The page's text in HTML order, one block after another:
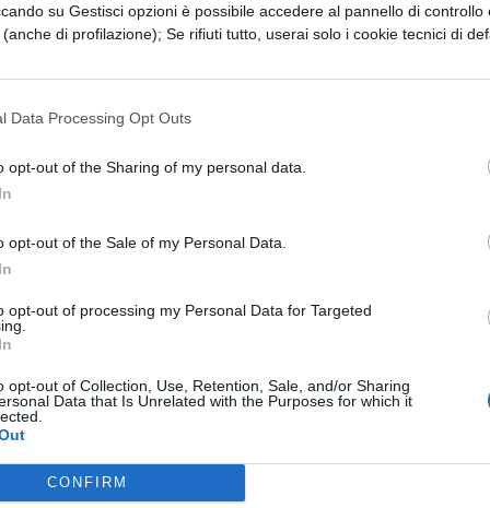
su Gestisci opzioni è possibile accedere al pannello di controllo
di profilazione); Se rifiuti tutto, userai solo i cookie tecnici di
Data Processing Opt Outs
opt-out of the Sharing of my personal data.
opt-out of the Sale of my Personal Data.
opt-out of processing my Personal Data for Targeted
opt-out of Collection, Use, Retention, Sale, and/or Sharing
Data that Is Unrelated with the Purposes for which it
CONFIRM
fondamentali e minime per lavorare con un
attraverso l’uso del programma Word? Vi
Point per preparare la tesina di maturità?
attraverso il mezzo elettronico? Vi serve
Excell, per realizzare calcoli e
queste domande è sì, siete approdati
renderà abili nel gestire il personal computer e
che vi vengono quotidianamente richieste a
serie di prove che vertono sui seguenti
dei file